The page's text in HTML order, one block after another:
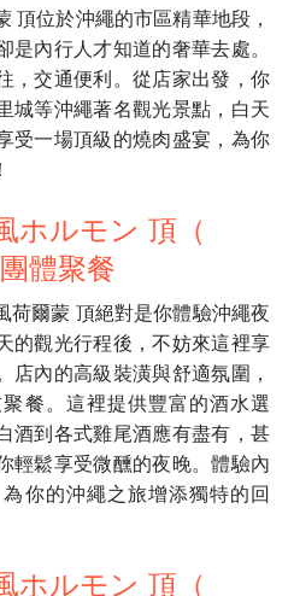
頂位於沖繩的市區精華地段，
內行人才知道的奢華去處。
，交通便利。從店家出發，你
城等沖繩著名觀光景點，白天
受一場頂級的燒肉盛宴，為你
ホルモン 頂（
體聚餐
荷爾蒙 頂絕對是你體驗沖繩夜
的觀光行程後，不妨來這裡享
店內的高級裝潢與舒適氛圍，
餐。這裡提供豐富的酒水選
酒到各式雞尾酒應有盡有，甚
輕鬆享受微醺的夜晚。體驗內
你的沖繩之旅增添獨特的回
ホルモン 頂（